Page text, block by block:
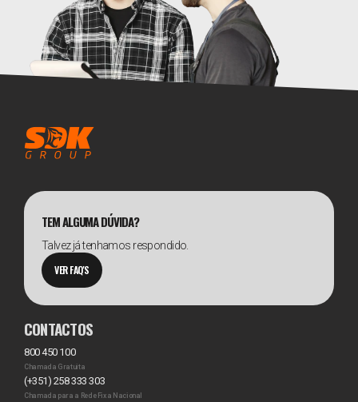
TEM ALGUMA DÚVIDA?
Talvez já tenhamos respondido.
VER FAQ'S
CONTACTOS
800 450 100
Chamada Gratuita
(+351) 258 333 303
Chamada para a Rede Fixa Nacional